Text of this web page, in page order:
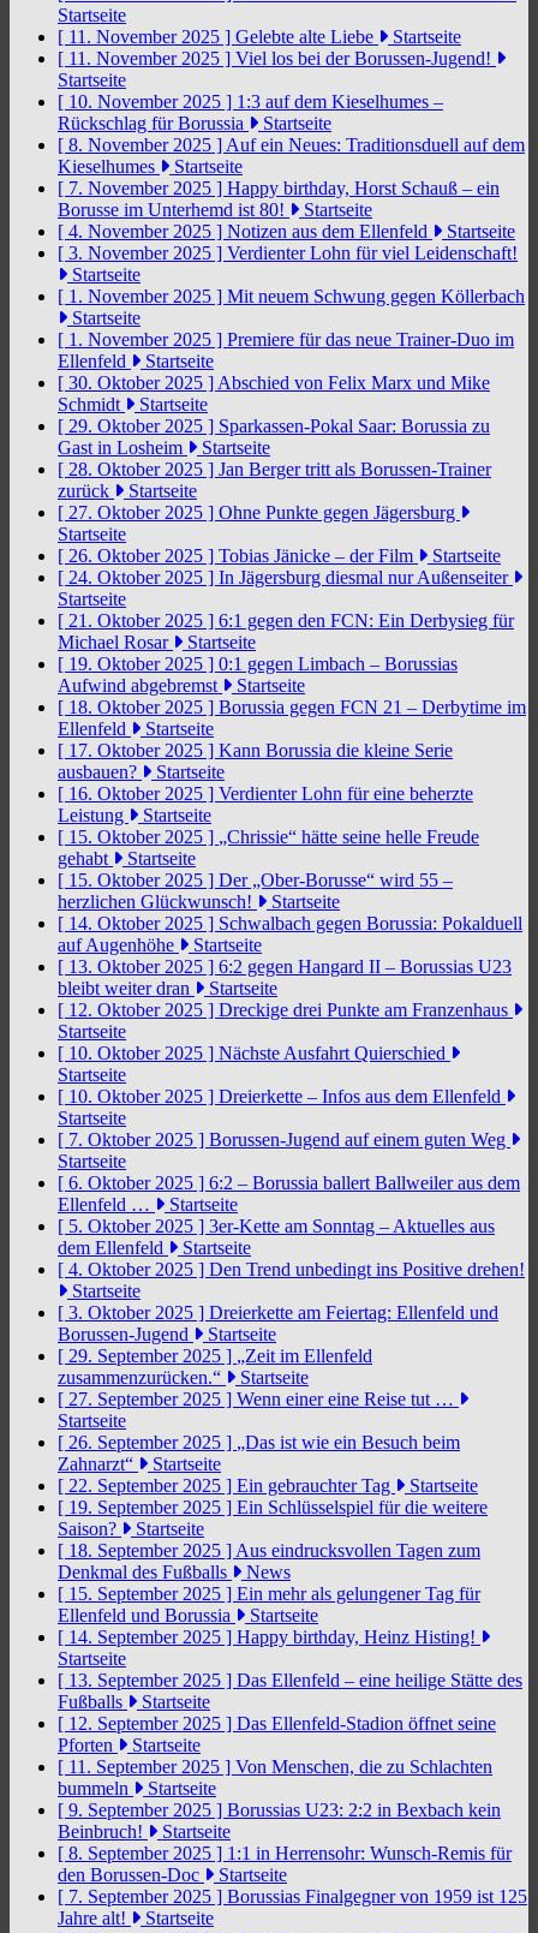
Startseite
[ 11. November 2025 ] Gelebte alte Liebe
Startseite
[ 11. November 2025 ] Viel los bei der Borussen-Jugend!
Startseite
[ 10. November 2025 ] 1:3 auf dem Kieselhumes –
Rückschlag für Borussia
Startseite
[ 8. November 2025 ] Auf ein Neues: Traditionsduell auf dem
Kieselhumes
Startseite
[ 7. November 2025 ] Happy birthday, Horst Schauß – ein
Borusse im Unterhemd ist 80!
Startseite
[ 4. November 2025 ] Notizen aus dem Ellenfeld
Startseite
[ 3. November 2025 ] Verdienter Lohn für viel Leidenschaft!
Startseite
[ 1. November 2025 ] Mit neuem Schwung gegen Köllerbach
Startseite
[ 1. November 2025 ] Premiere für das neue Trainer-Duo im
Ellenfeld
Startseite
[ 30. Oktober 2025 ] Abschied von Felix Marx und Mike
Schmidt
Startseite
[ 29. Oktober 2025 ] Sparkassen-Pokal Saar: Borussia zu
Gast in Losheim
Startseite
[ 28. Oktober 2025 ] Jan Berger tritt als Borussen-Trainer
zurück
Startseite
[ 27. Oktober 2025 ] Ohne Punkte gegen Jägersburg
Startseite
[ 26. Oktober 2025 ] Tobias Jänicke – der Film
Startseite
[ 24. Oktober 2025 ] In Jägersburg diesmal nur Außenseiter
Startseite
[ 21. Oktober 2025 ] 6:1 gegen den FCN: Ein Derbysieg für
Michael Rosar
Startseite
[ 19. Oktober 2025 ] 0:1 gegen Limbach – Borussias
Aufwind abgebremst
Startseite
[ 18. Oktober 2025 ] Borussia gegen FCN 21 – Derbytime im
Ellenfeld
Startseite
[ 17. Oktober 2025 ] Kann Borussia die kleine Serie
ausbauen?
Startseite
[ 16. Oktober 2025 ] Verdienter Lohn für eine beherzte
Leistung
Startseite
[ 15. Oktober 2025 ] „Chrissie“ hätte seine helle Freude
gehabt
Startseite
[ 15. Oktober 2025 ] Der „Ober-Borusse“ wird 55 –
herzlichen Glückwunsch!
Startseite
[ 14. Oktober 2025 ] Schwalbach gegen Borussia: Pokalduell
auf Augenhöhe
Startseite
[ 13. Oktober 2025 ] 6:2 gegen Hangard II – Borussias U23
bleibt weiter dran
Startseite
[ 12. Oktober 2025 ] Dreckige drei Punkte am Franzenhaus
Startseite
[ 10. Oktober 2025 ] Nächste Ausfahrt Quierschied
Startseite
[ 10. Oktober 2025 ] Dreierkette – Infos aus dem Ellenfeld
Startseite
[ 7. Oktober 2025 ] Borussen-Jugend auf einem guten Weg
Startseite
[ 6. Oktober 2025 ] 6:2 – Borussia ballert Ballweiler aus dem
Ellenfeld …
Startseite
[ 5. Oktober 2025 ] 3er-Kette am Sonntag – Aktuelles aus
dem Ellenfeld
Startseite
[ 4. Oktober 2025 ] Den Trend unbedingt ins Positive drehen!
Startseite
[ 3. Oktober 2025 ] Dreierkette am Feiertag: Ellenfeld und
Borussen-Jugend
Startseite
[ 29. September 2025 ] „Zeit im Ellenfeld
zusammenzurücken.“
Startseite
[ 27. September 2025 ] Wenn einer eine Reise tut …
Startseite
[ 26. September 2025 ] „Das ist wie ein Besuch beim
Zahnarzt“
Startseite
[ 22. September 2025 ] Ein gebrauchter Tag
Startseite
[ 19. September 2025 ] Ein Schlüsselspiel für die weitere
Saison?
Startseite
[ 18. September 2025 ] Aus eindrucksvollen Tagen zum
Denkmal des Fußballs
News
[ 15. September 2025 ] Ein mehr als gelungener Tag für
Ellenfeld und Borussia
Startseite
[ 14. September 2025 ] Happy birthday, Heinz Histing!
Startseite
[ 13. September 2025 ] Das Ellenfeld – eine heilige Stätte des
Fußballs
Startseite
[ 12. September 2025 ] Das Ellenfeld-Stadion öffnet seine
Pforten
Startseite
[ 11. September 2025 ] Von Menschen, die zu Schlachten
bummeln
Startseite
[ 9. September 2025 ] Borussias U23: 2:2 in Bexbach kein
Beinbruch!
Startseite
[ 8. September 2025 ] 1:1 in Herrensohr: Wunsch-Remis für
den Borussen-Doc
Startseite
[ 7. September 2025 ] Borussias Finalgegner von 1959 ist 125
Jahre alt!
Startseite